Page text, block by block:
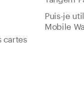
cartes
Puis-je
Mobile